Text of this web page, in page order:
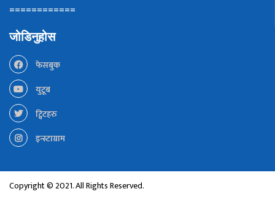
============
जोडिनुहोस
फेसबुक
युटूब
ट्विटहरु
इन्स्टाग्राम
Copyright © 2021. All Rights Reserved.